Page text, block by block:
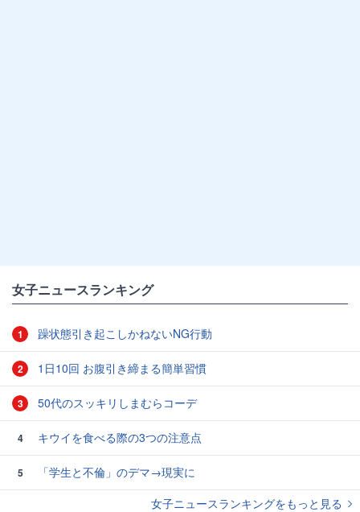
女子ニュースランキング
1 躁状態引き起こしかねないNG行動
2 1日10回 お腹引き締まる簡単習慣
3 50代のスッキリしまむらコーデ
4 キウイを食べる際の3つの注意点
5
「学生と不倫」のデマ→現実に
女子ニュースランキングをもっと見る